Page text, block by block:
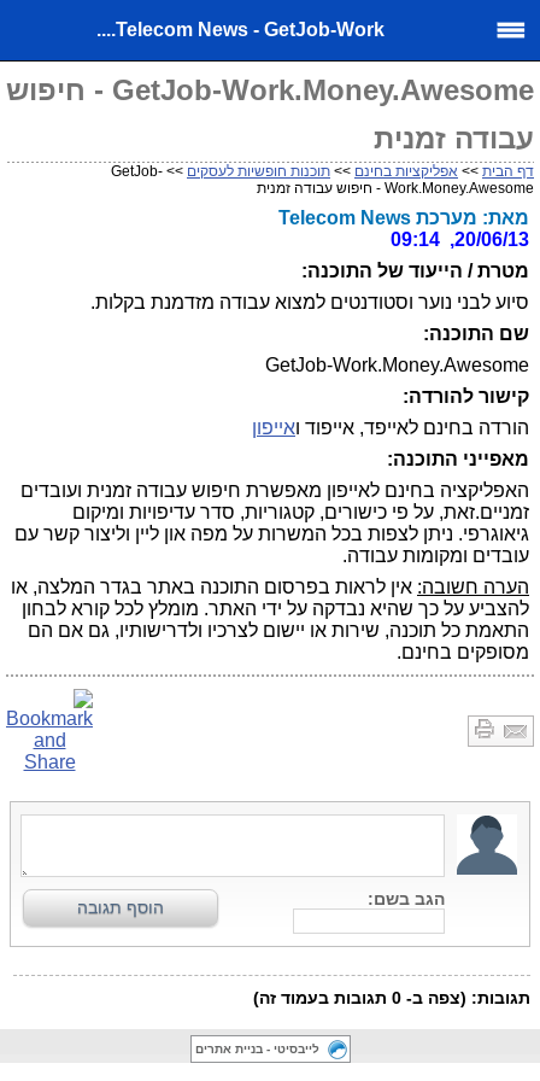
Telecom News - GetJob-Work....
GetJob-Work.Money.Awesome - חיפוש
עבודה זמנית
דף הבית >> אפליקציות בחינם >> תוכנות חופשיות לעסקים
>> GetJob-
Work.Money.Awesome - חיפוש עבודה זמנית
מאת: מערכת Telecom News
20/06/13, 09:14
מטרת / הייעוד של התוכנה:
סיוע לבני נוער וסטודנטים למצוא עבודה מזדמנת בקלות.
שם התוכנה:
GetJob-Work.Money.Awesome
קישור להורדה:
הורדה בחינם לאייפד, אייפוד ואייפון
מאפייני התוכנה:
האפליקציה בחינם לאייפון מאפשרת חיפוש עבודה זמנית ועובדים
זמניים.זאת, על פי כישורים, קטגוריות, סדר עדיפויות ומיקום
גיאוגרפי. ניתן לצפות בכל המשרות על מפה און ליין וליצור קשר עם
עובדים ומקומות עבודה.
הערה חשובה: אין לראות בפרסום התוכנה באתר בגדר המלצה, או
להצביע על כך שהיא נבדקה על ידי האתר. מומלץ לכל קורא לבחון
התאמת כל תוכנה, שירות או יישום לצרכיו ולדרישותיו, גם אם הם
מסופקים בחינם.
לייבסיטי - בניית אתרים